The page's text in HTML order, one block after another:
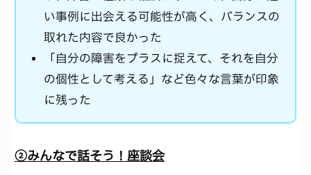
い事例に出会える可能性が高く、バランスの
取れた内容で良かった
「自分の障害をプラスに捉えて、それを自分
の個性として考える」など色々な言葉が印象
に残った
②みんなで話そう！座談会